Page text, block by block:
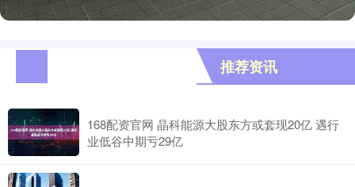
推荐资讯
168配资官网 晶科能源大股东方或套现20亿 遇行
业低谷中期亏29亿